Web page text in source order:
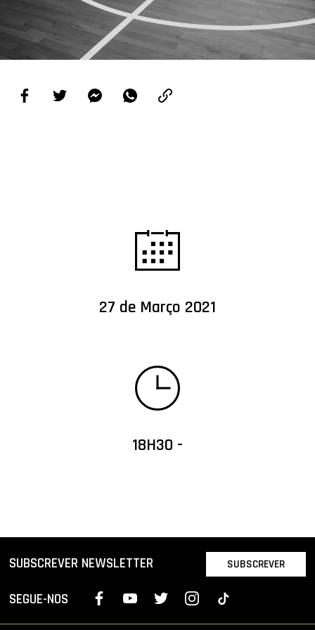
PROJETOS
LIGA BETCLIC MASCULINA
27 de Março 2021
18H30 -
SUBSCREVER NEWSLETTER SUBSCREVER
SEGUE-NOS